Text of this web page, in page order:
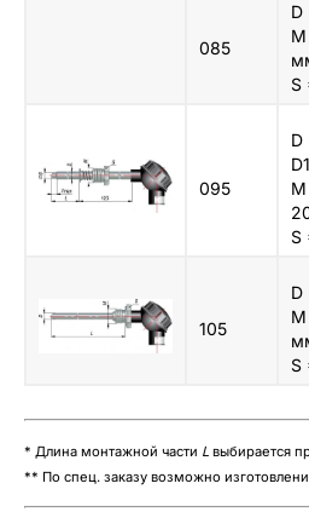
085
D
S
095
D
S
105
D
S
* Длина монтажной части L выбирается
** По спец. заказу возможно